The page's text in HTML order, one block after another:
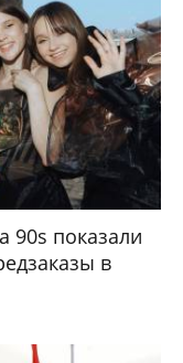
90s показали
в